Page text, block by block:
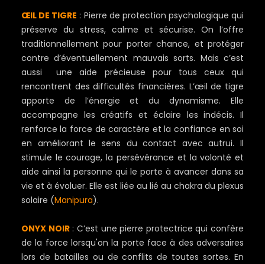
ŒIL DE TIGRE : Pierre de protection psychologique qui
préserve du stress, calme et sécurise. On l’offre
traditionnellement pour porter chance, et protéger
contre d’éventuellement mauvais sorts. Mais c’est
aussi une aide précieuse pour tous ceux qui
rencontrent des difficultés financières. L’œil de tigre
apporte de l’énergie et du dynamisme. Elle
accompagne les créatifs et éclaire les indécis. Il
renforce la force de caractère et la confiance en soi
en améliorant le sens du contact avec autrui. Il
stimule le courage, la persévérance et la volonté et
aide ainsi la personne qui le porte à avancer dans sa
vie et à évoluer. Elle est liée au lié au chakra du plexus
solaire (Manipura).
ONYX NOIR: C’est une pierre protectrice qui confère
de la force lorsqu'on la porte face à des adversaires
lors de batailles ou de conflits de toutes sortes. En